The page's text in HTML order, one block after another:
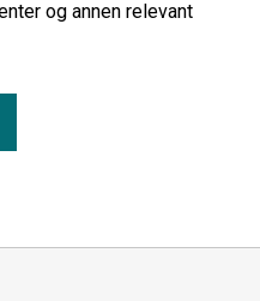
og annen relevant